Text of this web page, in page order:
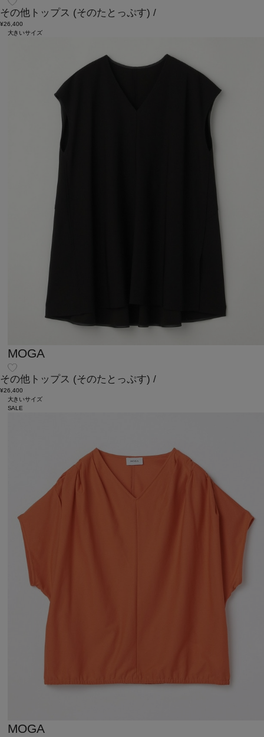
その他トップス (そのたとっぷす) /
¥26,400
大きいサイズ
MOGA
その他トップス (そのたとっぷす) /
¥26,400
大きいサイズ
SALE
MOGA